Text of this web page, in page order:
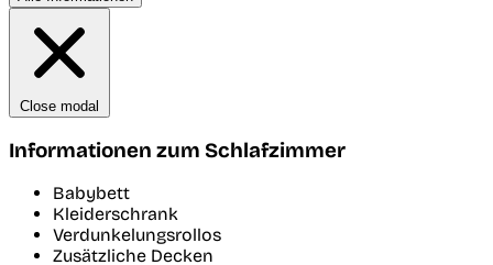
Close modal
Informationen zum Schlafzimmer
Babybett
Kleiderschrank
Verdunkelungsrollos
Zusätzliche Decken